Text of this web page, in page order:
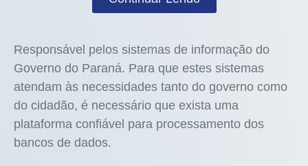
Responsável pelos sistemas de informação do
Governo do Paraná. Para que estes sistemas
atendam às necessidades tanto do governo como
do cidadão, é necessário que exista uma
plataforma confiável para processamento dos
bancos de dados.